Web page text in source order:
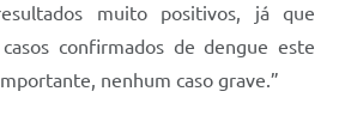
muito positivos, já que
confirmados de dengue este
nenhum caso grave.”